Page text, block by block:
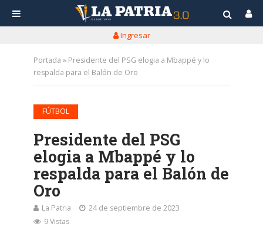
Ingresar
Portada » Presidente del PSG elogia a Mbappé y lo
respalda para el Balón de Oro
FÚTBOL
Presidente del PSG
elogia a Mbappé y lo
respalda para el Balón de
Oro
La Patria
24 de septiembre de 2023
9 Vistas